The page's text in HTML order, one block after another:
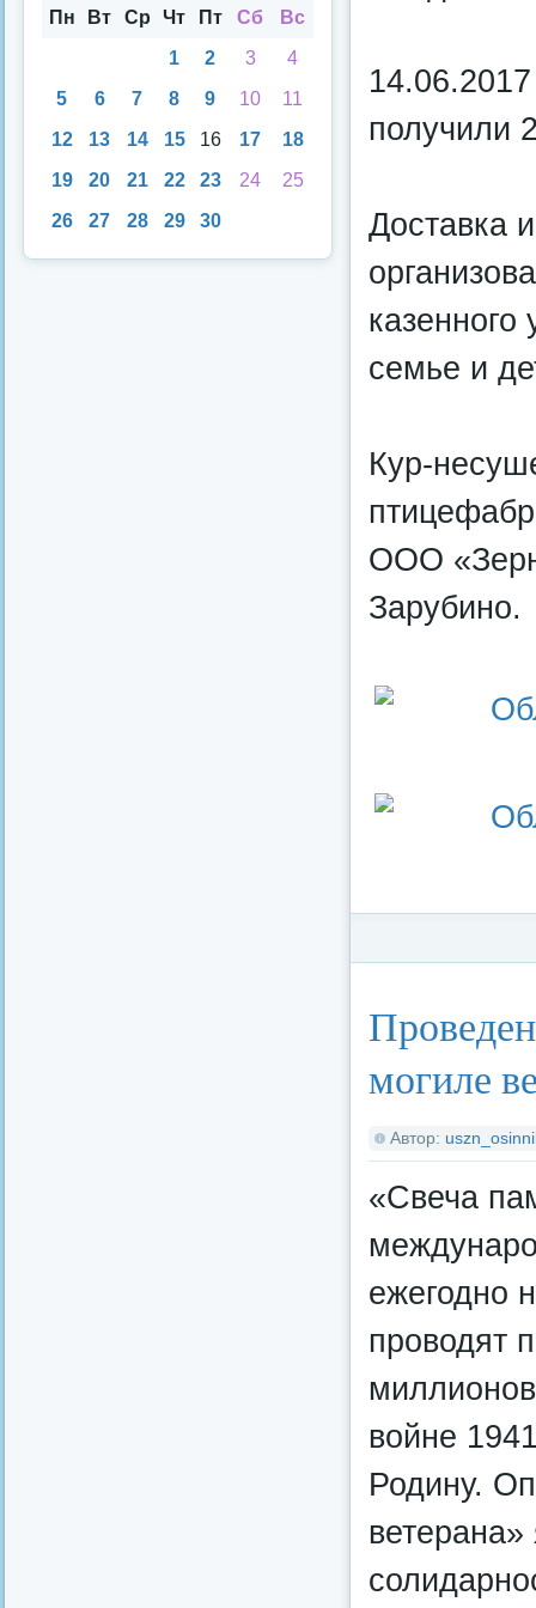
получили
Доставка
семье и
Кур-
ООО
Зарубино.
могиле
Автор:
«Свеча
ежегодно
проводят
войне
Родину.
аря
Пн
Вт Ср Чт Пт Сб
Вс
1
2 3
4
5
6 7 8 9 10
11
12
13 14 15 16 17
18
19
20 21 22 23 24
25
26
27 28 29 30